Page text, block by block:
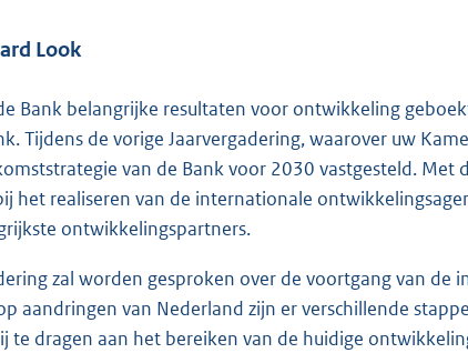
Look
Bank belangrijke resultaten voor ontwikkeling
Tijdens de vorige Jaarvergadering, waarover uw
van de Bank voor 2030 vastgesteld. Met
het realiseren van de internationale
ontwikkelingspartners.
zal worden gesproken over de voortgang van de
aandringen van Nederland zijn er verschillende
te dragen aan het bereiken van de huidige